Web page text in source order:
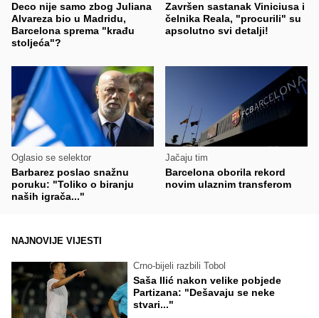
Deco nije samo zbog Juliana
Alvareza bio u Madridu,
Barcelona sprema "krađu
stoljeća"?
Završen sastanak Viniciusa i
čelnika Reala, "procurili" su
apsolutno svi detalji!
Oglasio se selektor
Barbarez poslao snažnu
poruku: "Toliko o biranju
naših igrača..."
Jačaju tim
Barcelona oborila rekord
novim ulaznim transferom
NAJNOVIJE VIJESTI
Crno-bijeli razbili Tobol
Saša Ilić nakon velike pobjede
Partizana: "Dešavaju se neke
stvari..."